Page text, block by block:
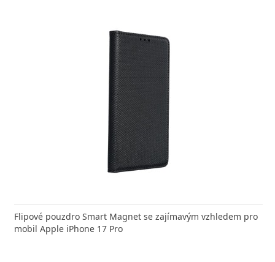
Flipové pouzdro Smart Magnet se zajímavým vzhledem pro
mobil Apple iPhone 17 Pro
FIXED zajistí rychlé a bezpečné nabíjení
moderního smartphonu,